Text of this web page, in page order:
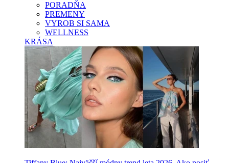
PORADŇA
PREMENY
VYROB SI SAMA
WELLNESS
KRÁSA